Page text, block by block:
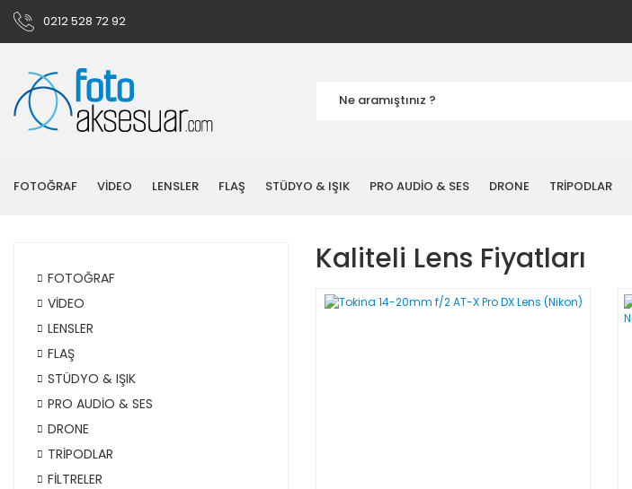
0212 528 72 92
FOTOĞRAF VİDEO LENSLER FLAŞ STÜDYO & IŞIK PRO AUDİO & SES DRONE TRİPODLAR
FOTOĞRAF
VİDEO
LENSLER
FLAŞ
STÜDYO & IŞIK
PRO AUDİO & SES
DRONE
TRİPODLAR
FİLTRELER
Kaliteli Lens Fiyatları